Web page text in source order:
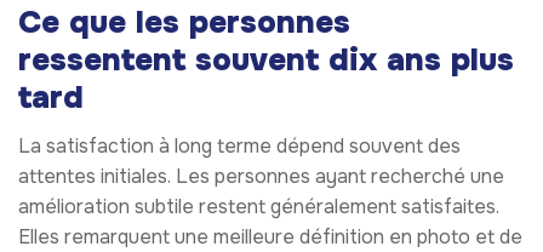
Ce que les personnes
ressentent souvent dix ans plus
tard
La satisfaction à long terme dépend souvent des
attentes initiales. Les personnes ayant recherché une
amélioration subtile restent généralement satisfaites.
Elles remarquent une meilleure définition en photo et de